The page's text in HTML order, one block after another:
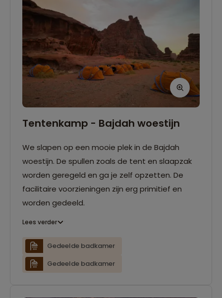
Tentenkamp - Bajdah woestijn
We slapen op een mooie plek in de Bajdah
woestijn. De spullen zoals de tent en slaapzak
worden geregeld en ga je zelf opzetten. De
facilitaire voorzieningen zijn erg primitief en
worden gedeeld.
Lees verder
Gedeelde badkamer
Gedeelde badkamer